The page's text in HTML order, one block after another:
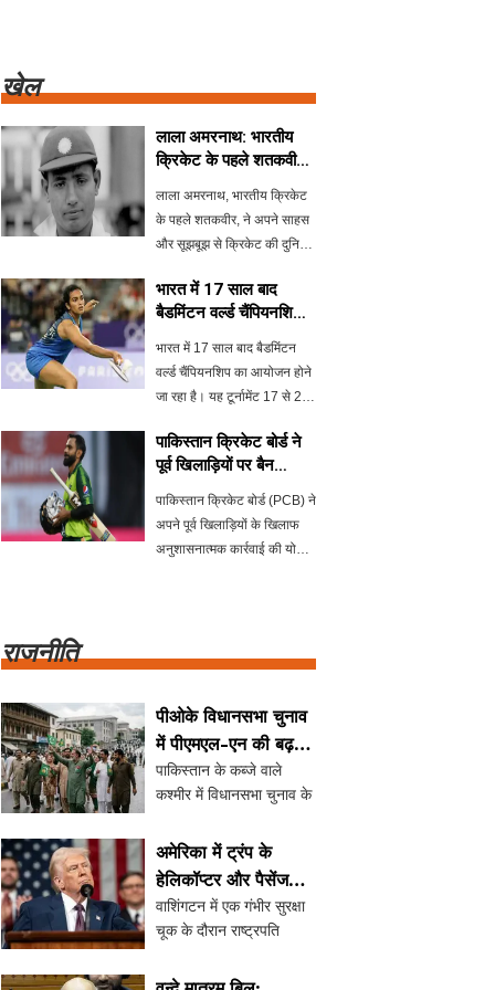
खेल
लाला अमरनाथ: भारतीय
क्रिकेट के पहले शतकवीर
और निडर व्यक्तित्व
लाला अमरनाथ, भारतीय क्रिकेट
के पहले शतकवीर, ने अपने साहस
और सूझबूझ से क्रिकेट की दुनिया
1954 में पाकिस्तान दौरे के दौरान
उनकी एक महत्वपूर्ण घटना ने उन्हें
एक निडर व्यक्
भारत में 17 साल बाद
बैडमिंटन वर्ल्ड चैंपियनशिप
का आयोजन
भारत में 17 साल बाद बैडमिंटन
वर्ल्ड चैंपियनशिप का आयोजन होने
जा रहा है। यह टूर्नामेंट 17 से 23
जिसमें पीवी सिंधु, लक्ष्य सेन और
अन्य प्रमुख भारतीय खिलाड़ी भाग
लेंगे। जाने
पाकिस्तान क्रिकेट बोर्ड ने
पूर्व खिलाड़ियों पर बैन
लगाने की तैयारी की
पाकिस्तान क्रिकेट बोर्ड (PCB) ने
अपने पूर्व खिलाड़ियों के खिलाफ
अनुशासनात्मक कार्रवाई की योजना
राजनीति
पीओके विधानसभा चुनाव
में पीएमएल-एन की बढ़त,
मतदान में 56%
भागीदारी
पाकिस्तान के कब्जे वाले
कश्मीर में विधानसभा चुनाव के
मुस्लिम लीग-नवाज (पीएमएल-
एन) ने 24 सीटें जीतकर स्पष्ट
बढ़त बनाई है। मतदान में
56% से अधिक भागीदारी दर्ज
की गई, जबकि चुन...
अमेरिका में ट्रंप के
हेलिकॉप्टर और पैसेंजर
प्लेन के बीच खतरनाक
नजदीकी
वाशिंगटन में एक गंभीर सुरक्षा
चूक के दौरान राष्ट्रपति
एक पैसेंजर प्लेन के बेहद करीब